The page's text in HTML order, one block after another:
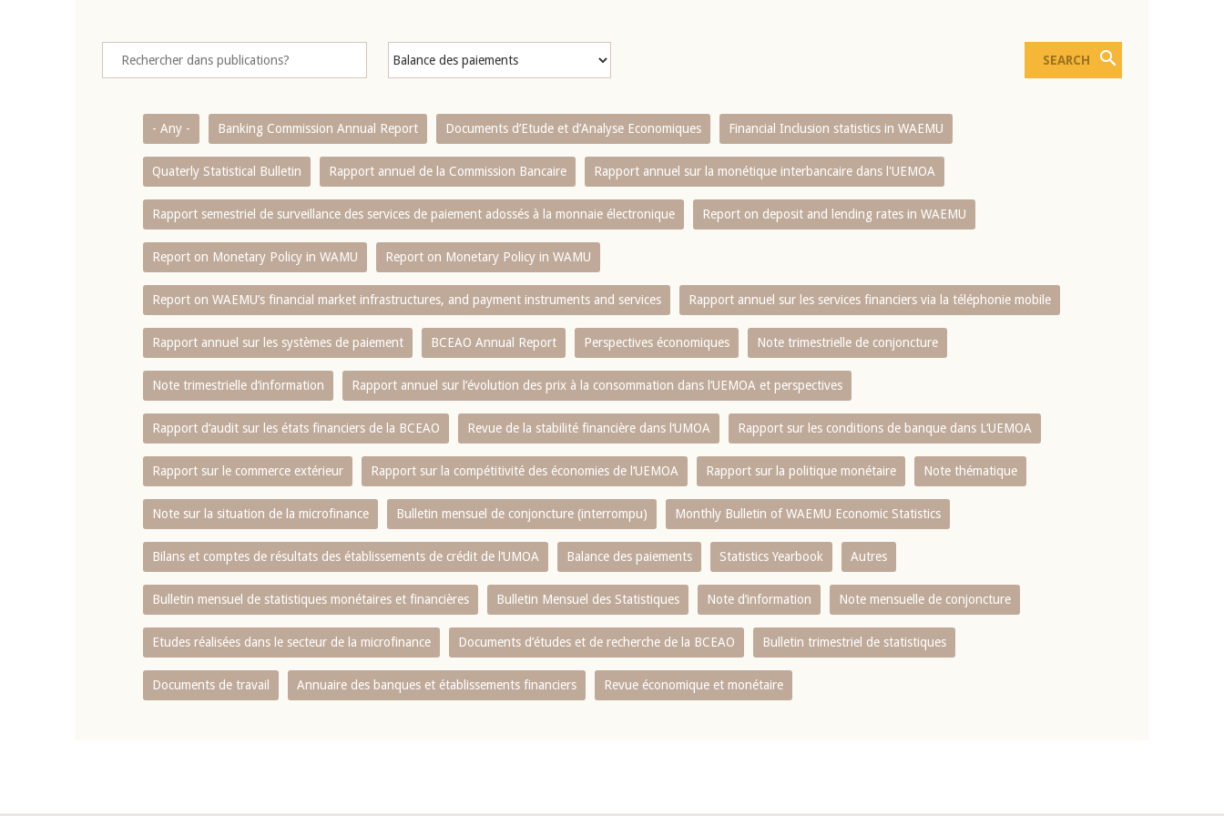
- Any - Banking Commission Annual Report Documents d’Etude et d’Analyse Economiques Financial Inclusion statistics in WAEMU
Quaterly Statistical Bulletin Rapport annuel de la Commission Bancaire Rapport annuel sur la monétique interbancaire dans l'UEMOA
Rapport semestriel de surveillance des services de paiement adossés à la monnaie électronique Report on deposit and lending rates in WAEMU
Report on Monetary Policy in WAMU Report on Monetary Policy in WAMU
Report on WAEMU’s financial market infrastructures, and payment instruments and services Rapport annuel sur les services financiers via la téléphonie mobile
Rapport annuel sur les systèmes de paiement BCEAO Annual Report Perspectives économiques Note trimestrielle de conjoncture
Note trimestrielle d‘information Rapport annuel sur l‘évolution des prix à la consommation dans l‘UEMOA et perspectives
Rapport d‘audit sur les états financiers de la BCEAO Revue de la stabilité financière dans l‘UMOA Rapport sur les conditions de banque dans L‘UEMOA
Rapport sur le commerce extérieur Rapport sur la compétitivité des économies de l‘UEMOA Rapport sur la politique monétaire Note thématique
Note sur la situation de la microfinance Bulletin mensuel de conjoncture (interrompu) Monthly Bulletin of WAEMU Economic Statistics
Bilans et comptes de résultats des établissements de crédit de l‘UMOA Balance des paiements Statistics Yearbook Autres
Bulletin mensuel de statistiques monétaires et financières Bulletin Mensuel des Statistiques Note d’information Note mensuelle de conjoncture
Etudes réalisées dans le secteur de la microfinance Documents d’études et de recherche de la BCEAO Bulletin trimestriel de statistiques
Documents de travail Annuaire des banques et établissements financiers Revue économique et monétaire